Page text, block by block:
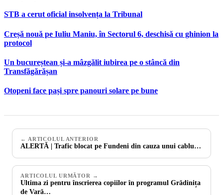
STB a cerut oficial insolvența la Tribunal
Creșă nouă pe Iuliu Maniu, în Sectorul 6, deschisă cu ghinion la
protocol
Un bucureștean și-a mâzgălit iubirea pe o stâncă din
Transfăgărășan
Otopeni face pași spre panouri solare pe bune
← ARTICOLUL ANTERIOR
ALERTĂ | Trafic blocat pe Fundeni din cauza unui cablu…
ARTICOLUL URMĂTOR →
Ultima zi pentru înscrierea copiilor în programul Grădinița
de Vară…